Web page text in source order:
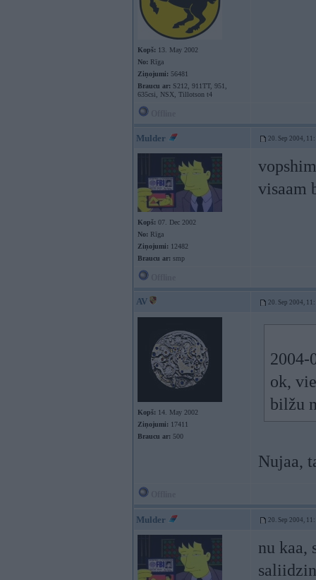
Kopš: 13. May 2002
No: Rīga
Ziņojumi: 56481
Braucu ar: S212, 911TT, 951,
635csi, NSX, Tillotson t4
Mulder 20. Sep 2004,
Kopš: 07. Dec 2002
No: Rīga
Ziņojumi: 12482
Braucu ar: smp
visaam
AV 20. Sep 2004,
Kopš: 14. May 2002
Ziņojumi: 17411
Braucu ar: 500
2004-
ok,
bilžu
Nujaa,
Mulder 20. Sep 2004,
nu kaa,